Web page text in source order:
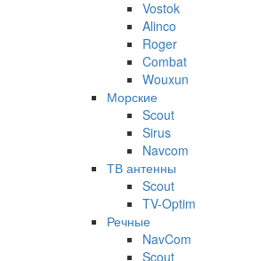
Vostok
Alinco
Roger
Combat
Wouxun
Морские
Scout
Sirus
Navcom
ТВ антенны
Scout
TV-Optim
Речные
NavCom
Scout